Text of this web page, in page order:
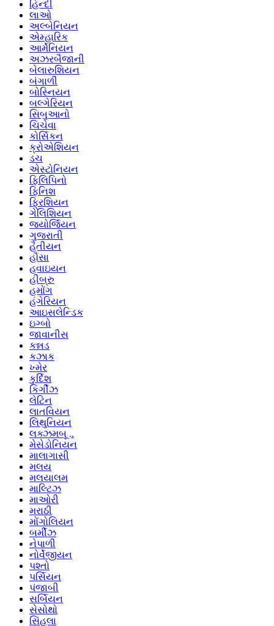
હિન્દી
લાઓ
અલ્બેનિયન
એમ્હારિક
આર્મેનિયન
અઝરબૈજાની
બેલારુશિયન
બંગાળી
બોસ્નિયન
બલ્ગેરિયન
સિબુઆનો
ચિચેવા
કોર્સિકન
ક્રોએશિયન
ડચ
એસ્ટોનિયન
ફિલિપિનો
ફિનિશ
ફ્રિશિયન
ગેલિશિયન
જ્યોર્જિયન
ગુજરાતી
હૈતીયન
હૌસા
હવાઇયન
હીબ્રુ
હમોંગ
હંગેરિયન
આઇસલેન્ડિક
ઇગ્બો
જાવાનીસ
કન્નડ
કઝાક
ખ્મેર
કુર્દિશ
કિર્ગીઝ
લેટિન
લાતવિયન
લિથુનિયન
લક્ઝમબૂ ..
મેસેડોનિયન
માલાગાસી
મલય
મલયાલમ
માલ્ટિઝ
માઓરી
મરાઠી
મોંગોલિયન
બર્મીઝ
નેપાળી
નોર્વેજીયન
પશ્તો
પર્સિયન
પંજાબી
સર્બિયન
સેસોથો
સિંહલા